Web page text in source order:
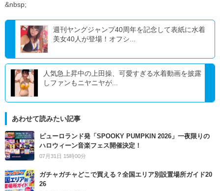
&nbsp;
週刊ヤングジャンプ40周年を記念して表紙に水着
美女40人が登場！オフシ...
人気急上昇中の上田操、可愛すぎる水着動画を披露
しファンもニヤニヤが...
あわせて読みたい記事
ピューロランド発「SPOOKY PUMPKIN 2026」一夜限りの
ハロウィーン音楽フェス開催決定！
07月31日 15時00分
ガチャガチャどこで買える？全国エリア別設置場所ガイド20
26